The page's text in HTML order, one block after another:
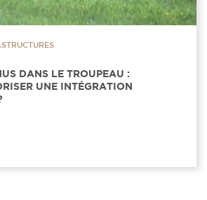
DANS LE TROUPEAU :
UNE INTÉGRATION